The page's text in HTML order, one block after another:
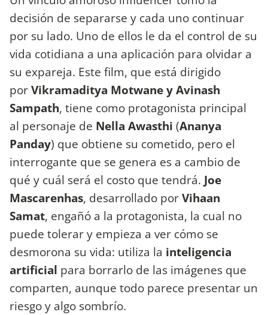
decisión de separarse y cada uno continuar
por su lado. Uno de ellos le da el control de su
vida cotidiana a una aplicación para olvidar a
su expareja. Este film, que está dirigido
porVikramaditya Motwane y Avinash
Sampath, tiene como protagonista principal
al personaje de Nella Awasthi (Ananya
Panday) que obtiene su cometido, pero el
interrogante que se genera es a cambio de
qué y cuál será el costo que tendrá. Joe
Mascarenhas, desarrollado porVihaan
Samat, engañó a la protagonista, la cual no
puede tolerar y empieza a ver cómo se
desmorona su vida: utiliza la inteligencia
artificial para borrarlo de las imágenes que
comparten, aunque todo parece presentar un
riesgo y algo sombrío.